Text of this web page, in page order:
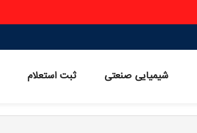
شیمیایی صنعتی ثبت استعلام